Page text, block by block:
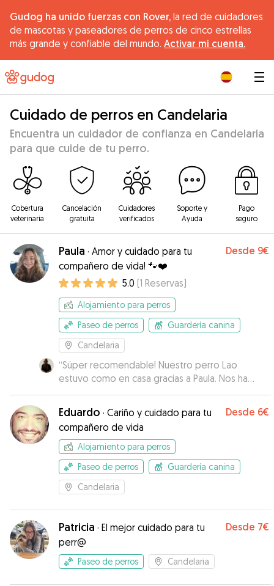
Gudog ha unido fuerzas con Rover, la red de cuidadores
de mascotas y paseadores de perros de cinco estrellas
más grande y confiable del mundo. Activar mi cuenta.
Cuidado de perros en Candelaria
Encuentra un cuidador de confianza en Candelaria
para que cuide de tu perro.
Cobertura
veterinaria
Cancelación
gratuita
Cuidadores
verificados
Soporte y
Ayuda
Pago
seguro
Paula · Amor y cuidado para tu
compañero de vida! 🐾❤️
Desde 9€
5.0 (1 Reservas)
Alojamiento para perros
Paseo de perros
Guardería canina
Candelaria
“Súper recomendable! Nuestro perro Lao
estuvo como en casa gracias a Paula. Nos ha
encantado el trato y la atención que le ha dado,
así como la comunicación que ha tenido con
nosotras en todo momento. Estuvimos muy
tranquilas. Además tiene otro perro con el que
se llevó genial! Sin duda repetiremos.
Muchísimas gracias por todo, Paula 😄”
Eduardo · Cariño y cuidado para tu
compañero de vida
Desde 6€
Alojamiento para perros
Paseo de perros
Guardería canina
Candelaria
Patricia · El mejor cuidado para tu
perr@
Desde 7€
Paseo de perros Candelaria